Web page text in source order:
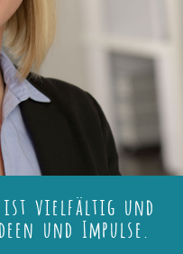
ist vielfältig und
und Impulse.